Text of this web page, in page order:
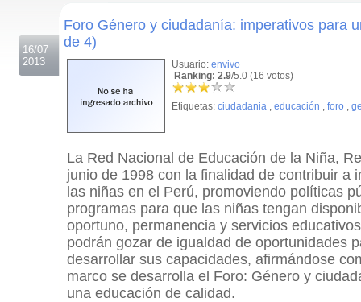
16/07
2013
Foro Género y ciudadanía: imperativos para
de 4)
Usuario: envivo
Ranking: 2.9/5.0 (16 votos)
Etiquetas: ciudadania , educación , foro ,
La Red Nacional de Educación de la Niña,
junio de 1998 con la finalidad de contribuir a
las niñas en el Perú, promoviendo políticas
programas para que las niñas tengan
oportuno, permanencia y servicios
podrán gozar de igualdad de oportunidades
desarrollar sus capacidades, afirmándose
marco se desarrolla el Foro: Género y
una educación de calidad.